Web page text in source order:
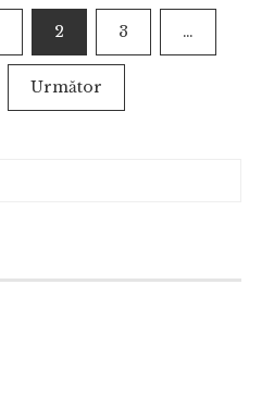
2 3 …
Următor